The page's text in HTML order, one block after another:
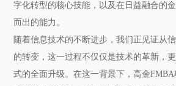
字化转型的核心技能，以及在日益融合的
而出的能力。
随着信息技术的不断进步，我们正见证从
的转变，这一过程不仅仅是技术的革新，
式的全面升级。在这一背景下，高金